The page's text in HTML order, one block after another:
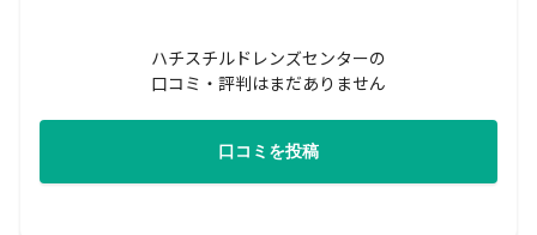
ハチスチルドレンズセンターの
口コミ・評判はまだありません
口コミを投稿